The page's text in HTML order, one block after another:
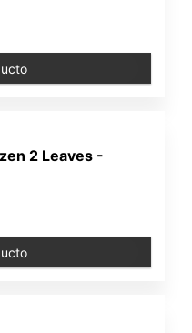
2 Leaves -